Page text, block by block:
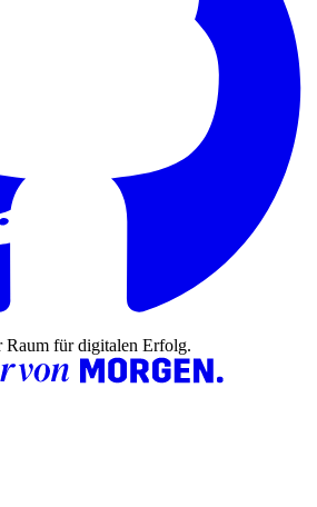
Raum für digitalen Erfolg.